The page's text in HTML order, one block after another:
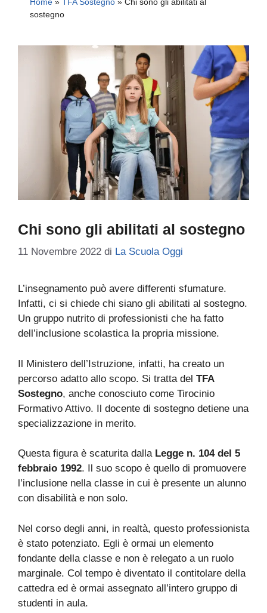
sostegno
Chi sono gli abilitati al sostegno
11 Novembre 2022 di La Scuola Oggi
L’insegnamento può avere differenti sfumature.
Infatti, ci si chiede chi siano gli abilitati al sostegno.
Un gruppo nutrito di professionisti che ha fatto
dell’inclusione scolastica la propria missione.
Il Ministero dell’Istruzione, infatti, ha creato un
percorso adatto allo scopo. Si tratta del TFA
Sostegno, anche conosciuto come Tirocinio
Formativo Attivo. Il docente di sostegno detiene una
specializzazione in merito.
Questa figura è scaturita dalla Legge n. 104 del 5
febbraio 1992. Il suo scopo è quello di promuovere
l’inclusione nella classe in cui è presente un alunno
con disabilità e non solo.
Nel corso degli anni, in realtà, questo professionista
è stato potenziato. Egli è ormai un elemento
fondante della classe e non è relegato a un ruolo
marginale. Col tempo è diventato il contitolare della
cattedra ed è ormai assegnato all’intero gruppo di
studenti in aula.